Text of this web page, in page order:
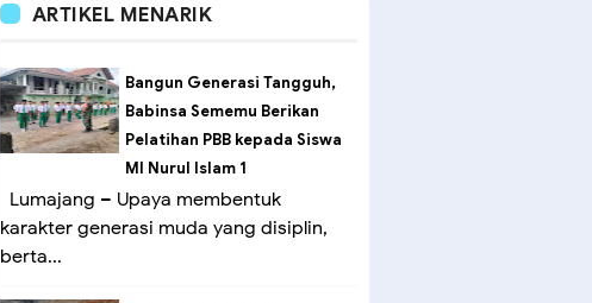
ARTIKEL MENARIK
Bangun Generasi Tangguh,
Babinsa Sememu Berikan
Pelatihan PBB kepada Siswa
MI Nurul Islam 1
Lumajang – Upaya membentuk
karakter generasi muda yang disiplin,
berta...